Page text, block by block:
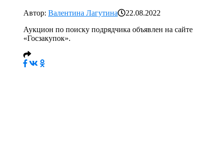
Автор: Валентина Лагутина
22.08.2022
Аукцион по поиску подрядчика объявлен на сайте
«Госзакупок».